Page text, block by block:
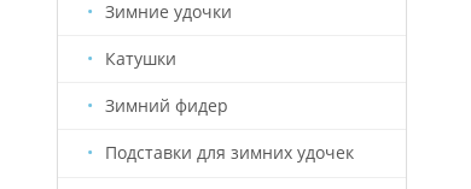
Зимние удочки
Катушки
Зимний фидер
Подставки для зимних удочек
Раттлины "FY-H" - (#2) - 90мм - 28г -